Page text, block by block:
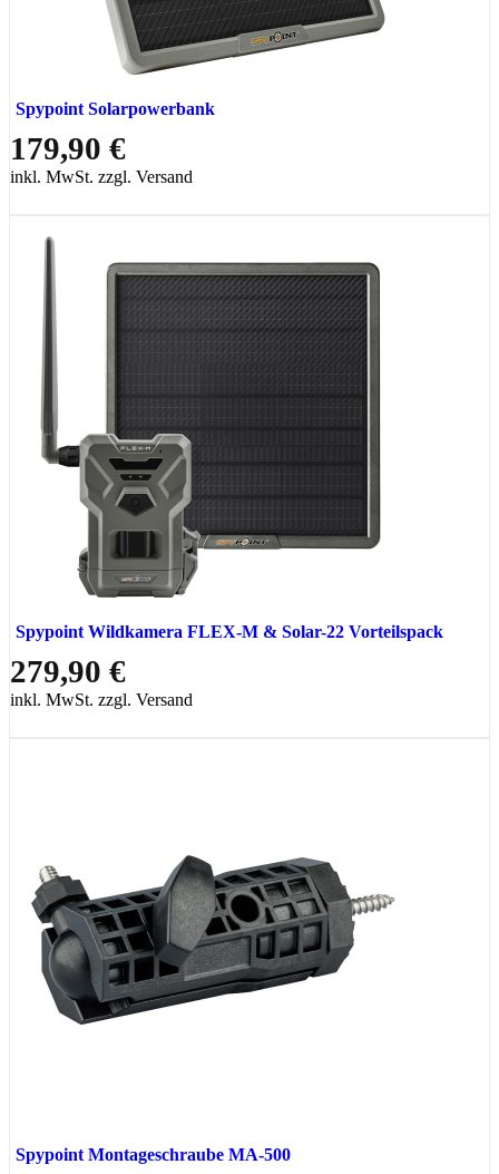
Spypoint Solarpowerbank
179,90 €
inkl. MwSt. zzgl. Versand
Spypoint Wildkamera FLEX-M & Solar-22 Vorteilspack
279,90 €
inkl. MwSt. zzgl. Versand
Spypoint Montageschraube MA-500